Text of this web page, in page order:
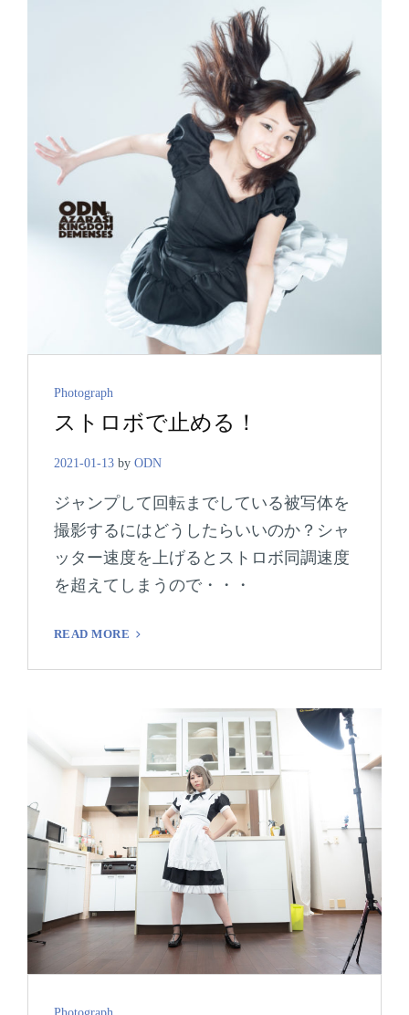
Cat
Links
Photograph
ストロボで止める！
2021-01-13 by ODN
ジャンプして回転までしている被写体を
撮影するにはどうしたらいいのか？シャ
ッター速度を上げるとストロボ同調速度
を超えてしまうので・・・
READ MORE
ロ
止
る！
Cat